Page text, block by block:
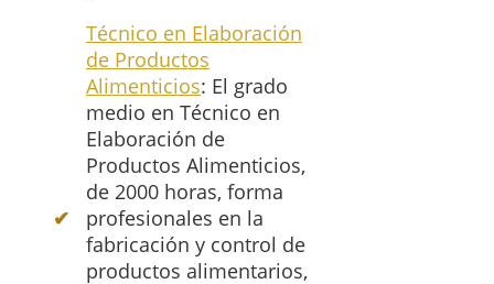
Técnico en Elaboración
de Productos
Alimenticios: El grado
medio en Técnico en
Elaboración de
Productos Alimenticios,
de 2000 horas, forma
profesionales en la
fabricación y control de
productos alimentarios,